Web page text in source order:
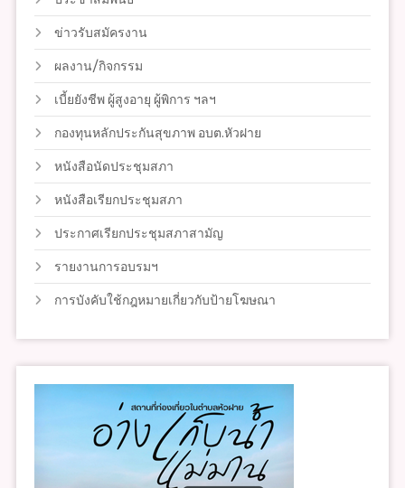
ข่าวรับสมัครงาน
ผลงาน/กิจกรรม
เบี้ยยังชีพ ผู้สูงอายุ ผู้พิการ ฯลฯ
กองทุนหลักประกันสุขภาพ อบต.หัวฝาย
หนังสือนัดประชุมสภา
หนังสือเรียกประชุมสภา
ประกาศเรียกประชุมสภาสามัญ
รายงานการอบรมฯ
การบังคับใช้กฎหมายเกี่ยวกับป้ายโฆษณา